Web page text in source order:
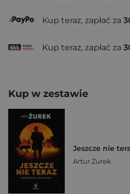
Kup teraz, zapłać za
Kup teraz, zapłać za
Kup w zestawie
Jeszcze nie
Artur Żurek